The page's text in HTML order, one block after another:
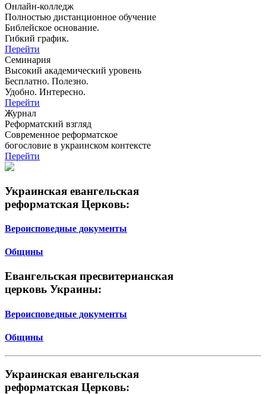
Онлайн-колледж
Полностью дистанционное обучение
Библейское основание.
Гибкий график.
Перейти
Семинария
Высокий академический уровень
Бесплатно. Полезно.
Удобно. Интересно.
Перейти
Журнал
Реформатский взгляд
Современное реформатское
богословие в украинском контексте
Перейти
Украинская евангельская
реформатская Церковь:
Вероисповедные документы
Общины
Евангельская пресвитерианская
церковь Украины:
Вероисповедные документы
Общины
Украинская евангельская
реформатская Церковь: